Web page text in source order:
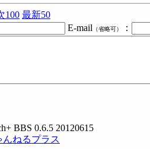
100 最新50
E-mail （省略可） ：
BBS 0.6.5 20120615
んねるプラス